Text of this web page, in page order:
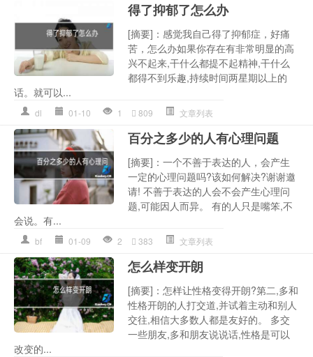
得了抑郁了怎么办
[摘要]：感觉我自己得了抑郁症，好痛
苦，怎么办如果你存在有非常明显的高
兴不起来,干什么都提不起精神,干什么
都得不到乐趣,持续时间两星期以上的
话。就可以...
dl 01-10 1 809 文章列表
百分之多少的人有心理问题
[摘要]：一个不善于表达的人，会产生
一定的心理问题吗?该如何解决?谢谢邀
请! 不善于表达的人会不会产生心理问
题,可能因人而异。 有的人只是嘴笨,不
会说。有...
bf 01-09 2 383 文章列表
怎么样变开朗
[摘要]：怎样让性格变得开朗?第二,多和
性格开朗的人打交道,并试着主动和别人
交往,相信大多数人都是友好的。 多交
一些朋友,多和朋友说说话,性格是可以
改变的...